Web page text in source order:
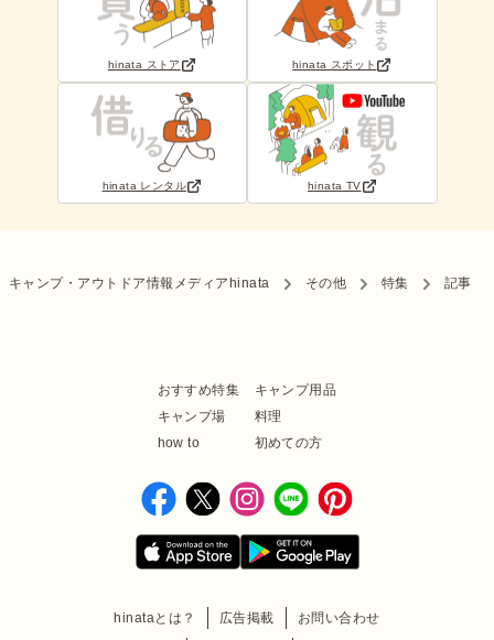
hinata ストア hinata スポット
hinata レンタル hinata TV
キャンプ・アウトドア情報メディアhinata その他 特集 記事
おすすめ特集
キャンプ用品
キャンプ場
料理
how to
初めての方
hinataとは？ 広告掲載 お問い合わせ